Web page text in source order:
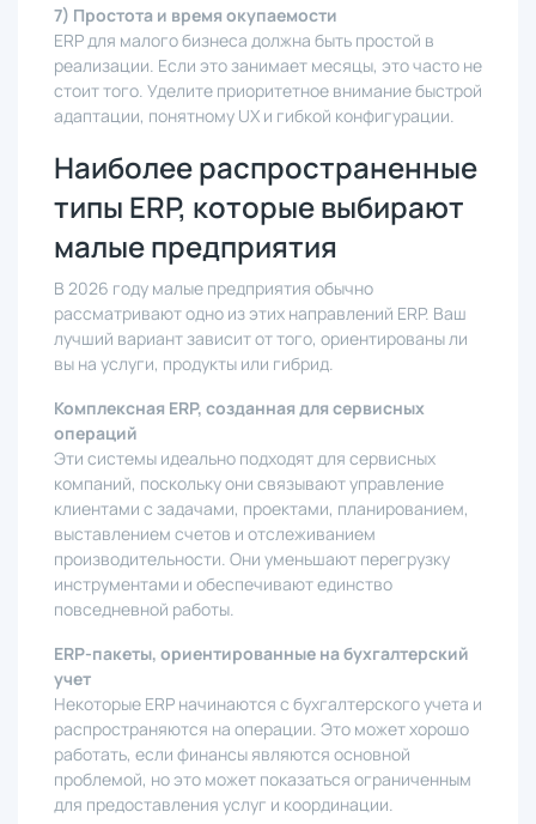
7) Простота и время окупаемости
ERP для малого бизнеса должна быть простой в
реализации. Если это занимает месяцы, это часто не
стоит того. Уделите приоритетное внимание быстрой
адаптации, понятному UX и гибкой конфигурации.
Наиболее распространенные
типы ERP, которые выбирают
малые предприятия
В 2026 году малые предприятия обычно
рассматривают одно из этих направлений ERP. Ваш
лучший вариант зависит от того, ориентированы ли
вы на услуги, продукты или гибрид.
Комплексная ERP, созданная для сервисных
операций
Эти системы идеально подходят для сервисных
компаний, поскольку они связывают управление
клиентами с задачами, проектами, планированием,
выставлением счетов и отслеживанием
производительности. Они уменьшают перегрузку
инструментами и обеспечивают единство
повседневной работы.
ERP-пакеты, ориентированные на бухгалтерский
учет
Некоторые ERP начинаются с бухгалтерского учета и
распространяются на операции. Это может хорошо
работать, если финансы являются основной
проблемой, но это может показаться ограниченным
для предоставления услуг и координации.